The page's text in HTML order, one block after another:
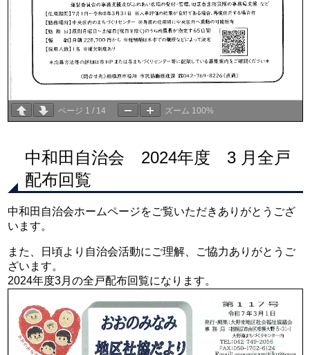
ページ 1 / 14 ズーム 100%
中和田自治会 2024年度 3 月全戸
配布回覧
中和田自治会ホームページをご覧いただきありがとうござ
います。
また、日頃より自治会活動にご理解、ご協力ありがとうご
ざいます。
2024年度3月の全戸配布回覧になります。